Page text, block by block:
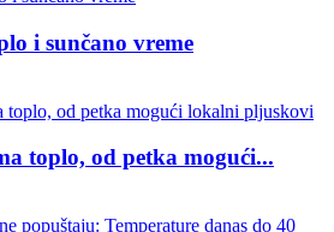
i sunčano vreme
toplo, od petka mogući...